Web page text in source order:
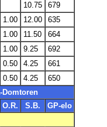
10.75
679
1.00 12.00
635
1.00 11.50
664
1.00 9.25
692
0.50 4.25
661
0.50 4.25
650
Domtoren
O.R. S.B.
GP-elo